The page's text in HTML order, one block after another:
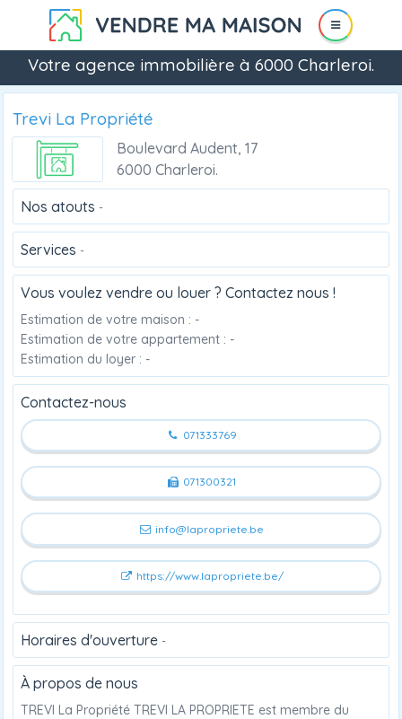
Votre agence immobilière à 6000 Charleroi.
Trevi La Propriété
Boulevard Audent, 17
6000 Charleroi.
Nos atouts -
Services -
Vous voulez vendre ou louer ? Contactez nous !
Estimation de votre maison : -
Estimation de votre appartement : -
Estimation du loyer : -
Contactez-nous
071333769
071300321
info@lapropriete.be
https://www.lapropriete.be/
Horaires d'ouverture -
À propos de nous
TREVI La Propriété TREVI LA PROPRIETE est membre du